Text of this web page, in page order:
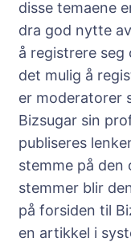
disse temaene
dra god nytte
å registrere
det mulig å
er moderatorer
Bizsugar sin
publiseres
stemme på den
stemmer blir
på forsiden til
en artikkel i